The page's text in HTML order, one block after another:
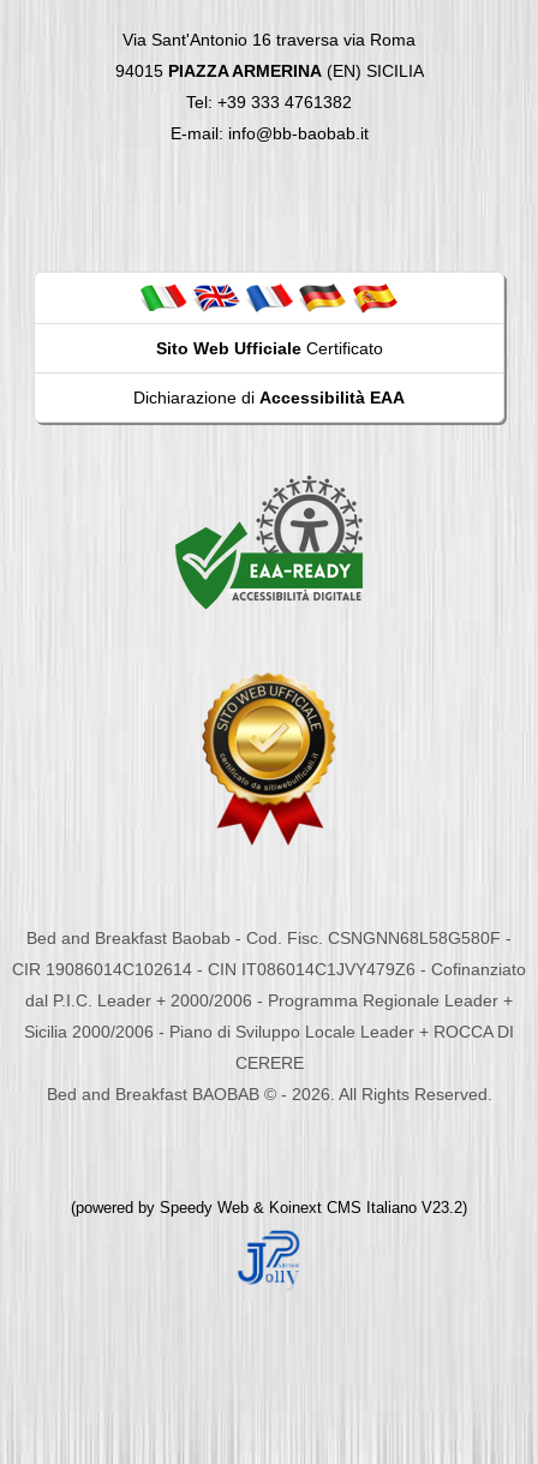
Via Sant'Antonio 16 traversa via Roma
94015 PIAZZA ARMERINA(EN) SICILIA
Tel: +39 333 4761382
E-mail: info@bb-baobab.it
Sito Web UfficialeCertificato
Dichiarazione di Accessibilità EAA
Bed and Breakfast Baobab - Cod. Fisc. CSNGNN68L58G580F -
CIR 19086014C102614 - CIN IT086014C1JVY479Z6 - Cofinanziato
dal P.I.C. Leader + 2000/2006 - Programma Regionale Leader +
Sicilia 2000/2006 - Piano di Sviluppo Locale Leader + ROCCA DI
CERERE
Bed and Breakfast BAOBAB © - 2026. All Rights Reserved.
(powered by Speedy Web & Koinext CMS Italiano V23.2)